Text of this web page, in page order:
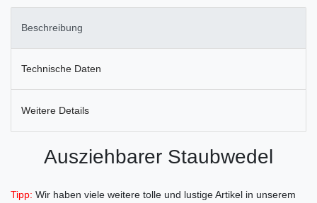
Beschreibung
Technische Daten
Weitere Details
Ausziehbarer Staubwedel
Tipp: Wir haben viele weitere tolle und lustige Artikel in unserem